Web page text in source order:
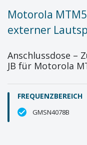
Motorola
externer
Anschlussdose –
JB für Motorola
FREQUENZBEREICH
GMSN4078B